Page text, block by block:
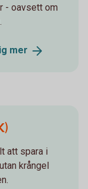
- oavsett om
mer
att spara i
krångel